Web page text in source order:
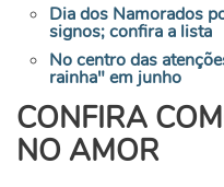
Dia dos Namorados
signos; confira a lista
No centro das
rainha" em junho
CONFIRA
NO AMOR